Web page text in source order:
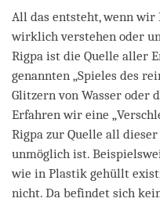
All das entsteht, wenn wir
wirklich verstehen oder
Rigpa ist die Quelle aller
genannten „Spieles des
Glitzern von Wasser oder
Erfahren wir eine
Rigpa zur Quelle all dieser
unmöglich ist.
wie in Plastik gehüllt
nicht. Da befindet sich